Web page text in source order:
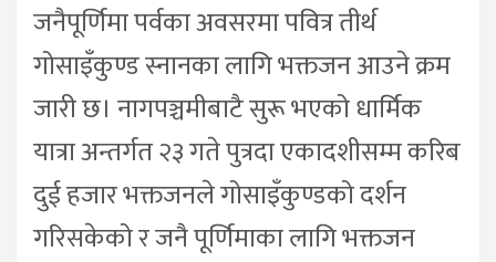
जनैपूर्णिमा पर्वका अवसरमा पवित्र तीर्थ
गोसाइँकुण्ड स्नानका लागि भक्तजन आउने क्रम
जारी छ। नागपञ्चमीबाटै सुरू भएको धार्मिक
यात्रा अन्तर्गत २३ गते पुत्रदा एकादशीसम्म करिब
दुई हजार भक्तजनले गोसाइँकुण्डको दर्शन
गरिसकेको र जनै पूर्णिमाका लागि भक्तजन